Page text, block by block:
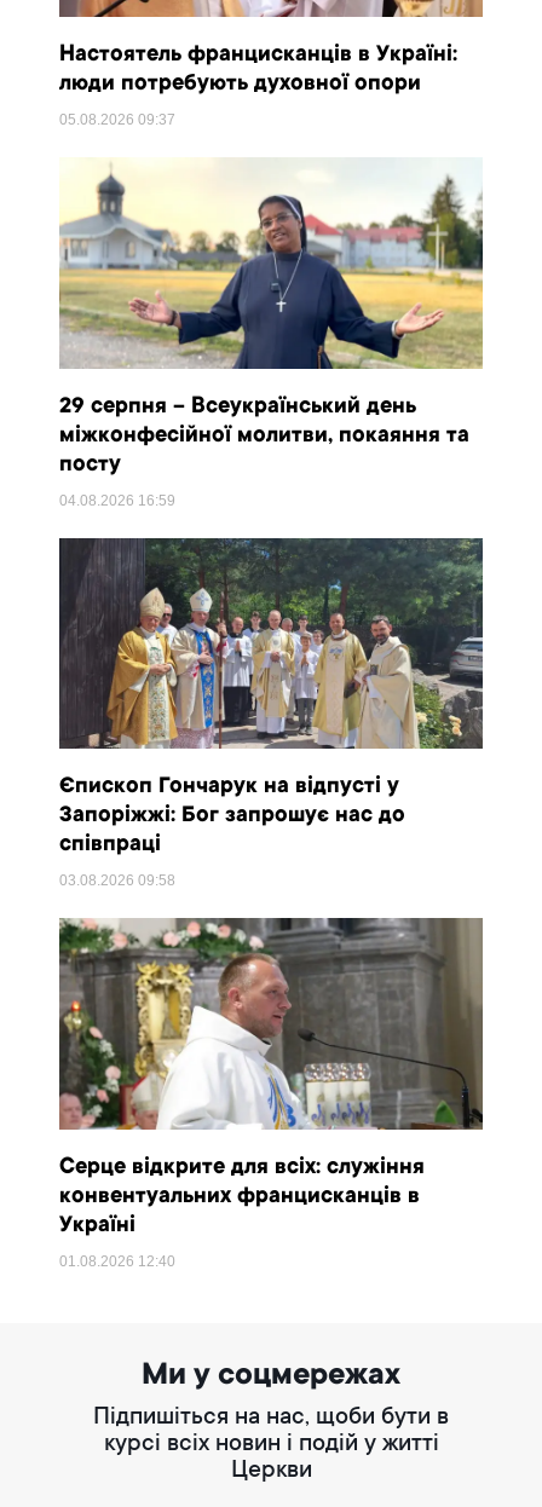
Настоятель францисканців в Україні:
люди потребують духовної опори
05.08.202609:37
29 серпня – Всеукраїнський день
міжконфесійної молитви, покаяння та
посту
04.08.2026 16:59
Єпископ Гончарук на відпусті у
Запоріжжі: Бог запрошує нас до
співпраці
03.08.202609:58
Серце відкрите для всіх: служіння
конвентуальних францисканців в
Україні
01.08.2026 12:40
Ми у соцмережах
Підпишіться на нас, щоби бути в
курсі всіх новин і подій у житті
Церкви